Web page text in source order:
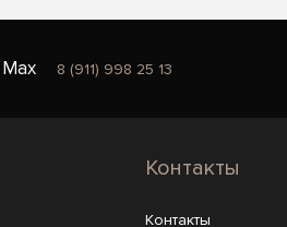
Max 8 (911) 998 25 13
Контакты
Контакты